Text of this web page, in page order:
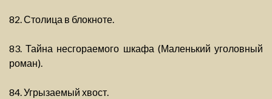
82. Столица в блокноте.
83. Тайна несгораемого шкафа (Маленький уголовный
роман).
84. Угрызаемый хвост.